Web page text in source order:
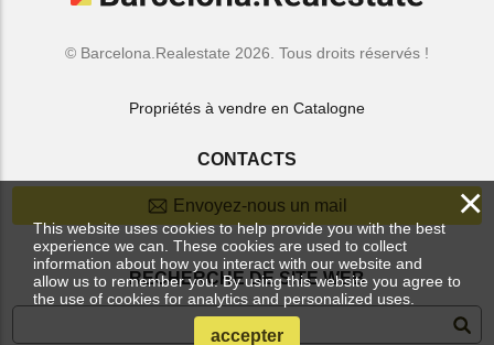
© Barcelona.Realestate 2026. Tous droits réservés !
Propriétés à vendre en Catalogne
CONTACTS
Envoyez-nous un mail
RECHERCHE DE SITE WEB
×
This website uses cookies to help provide you with the best
experience we can. These cookies are used to collect
information about how you interact with our website and
allow us to remember you. By using this website you agree to
the use of cookies for analytics and personalized uses.
accepter